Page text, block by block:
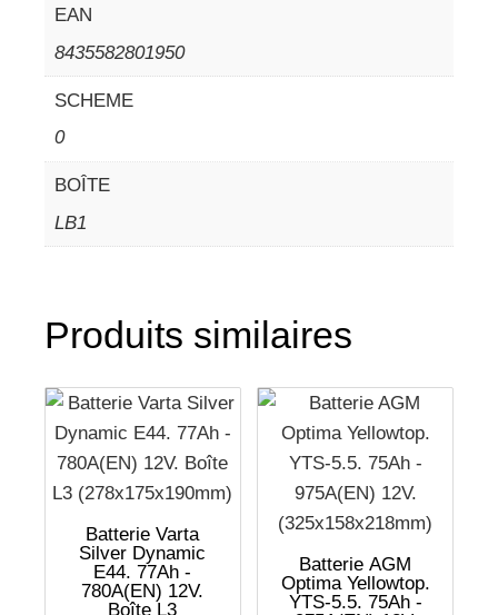
EAN
8435582801950
SCHEME
0
BOÎTE
LB1
Produits similaires
Batterie Varta
Silver Dynamic
E44. 77Ah -
780A(EN) 12V.
Boîte L3
Batterie AGM
Optima Yellowtop.
YTS-5.5. 75Ah -